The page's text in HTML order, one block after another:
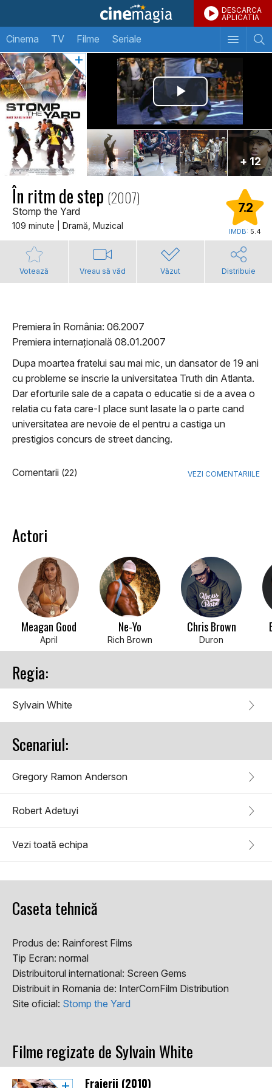
DESCARCA
APLICATIA
Cinema TV Filme Seriale
+ 12
În ritm de step (2007)
Stomp the Yard
109 minute | Dramă, Muzical
7.2
IMDB: 5.4
Votează Vreau să văd Văzut Distribuie
Premiera în România: 06.2007
Premiera internațională 08.01.2007
Dupa moartea fratelui sau mai mic, un dansator de 19 ani
cu probleme se inscrie la universitatea Truth din Atlanta.
Dar eforturile sale de a capata o educatie si de a avea o
relatia cu fata care-I place sunt lasate la o parte cand
universitatea are nevoie de el pentru a castiga un
prestigios concurs de street dancing.
Comentarii (22) VEZI COMENTARIILE
Actori
Meagan Good
April
Ne-Yo
Rich Brown
Chris Brown
Duron
Regia:
Sylvain White
Scenariul:
Gregory Ramon Anderson
Robert Adetuyi
Vezi toată echipa
Caseta tehnică
Produs de: Rainforest Films
Tip Ecran: normal
Distribuitorul international: Screen Gems
Distribuit in Romania de: InterComFilm Distribution
Site oficial: Stomp the Yard
Filme regizate de Sylvain White
Fraierii (2010)